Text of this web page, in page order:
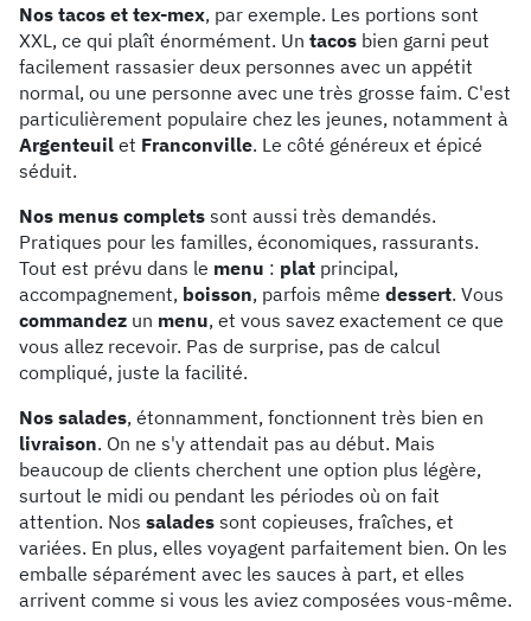
Nos tacos et tex-mex, par exemple. Les portions sont
XXL, ce qui plaît énormément. Un tacos bien garni peut
facilement rassasier deux personnes avec un appétit
normal, ou une personne avec une très grosse faim. C'est
particulièrement populaire chez les jeunes, notamment à
Argenteuil et Franconville. Le côté généreux et épicé
séduit.
Nos menus complets sont aussi très demandés.
Pratiques pour les familles, économiques, rassurants.
Tout est prévu dans le menu : plat principal,
accompagnement, boisson, parfois même dessert. Vous
commandez un menu, et vous savez exactement ce que
vous allez recevoir. Pas de surprise, pas de calcul
compliqué, juste la facilité.
Nos salades, étonnamment, fonctionnent très bien en
livraison. On ne s'y attendait pas au début. Mais
beaucoup de clients cherchent une option plus légère,
surtout le midi ou pendant les périodes où on fait
attention. Nos salades sont copieuses, fraîches, et
variées. En plus, elles voyagent parfaitement bien. On les
emballe séparément avec les sauces à part, et elles
arrivent comme si vous les aviez composées vous-même.